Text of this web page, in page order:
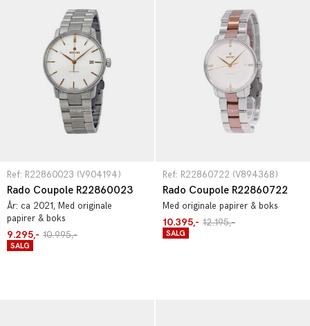
Ref: R22860023 (V904194)
Rado Coupole R22860023
År: ca 2021, Med originale
papirer & boks
9.295,- 10.995,-
SALG
Ref: R22860722 (V894368)
Rado Coupole R22860722
Med originale papirer & boks
10.395,- 12.195,-
SALG